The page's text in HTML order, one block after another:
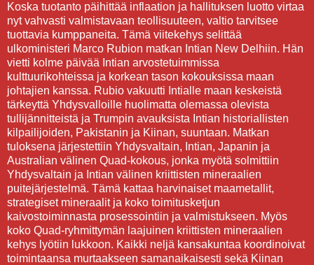
Koska tuotanto päihittää inflaation ja hallituksen luotto virtaa
nyt vahvasti valmistavaan teollisuuteen, valtio tarvitsee
tuottavia kumppaneita. Tämä viitekehys selittää
ulkoministeri Marco Rubion matkan Intian New Delhiin. Hän
vietti kolme päivää Intian arvostetuimmissa
kulttuurikohteissa ja korkean tason kokouksissa maan
johtajien kanssa. Rubio vakuutti Intialle maan keskeistä
tärkeyttä Yhdysvalloille huolimatta olemassa olevista
tullijännitteistä ja Trumpin avauksista Intian historiallisten
kilpailijoiden, Pakistanin ja Kiinan, suuntaan. Matkan
tuloksena järjestettiin Yhdysvaltain, Intian, Japanin ja
Australian välinen Quad-kokous, jonka myötä solmittiin
Yhdysvaltain ja Intian välinen kriittisten mineraalien
puitejärjestelmä. Tämä kattaa harvinaiset maametallit,
strategiset mineraalit ja koko toimitusketjun
kaivostoiminnasta prosessointiin ja valmistukseen. Myös
koko Quad-ryhmittymän laajuinen kriittisten mineraalien
kehys lyötiin lukkoon. Kaikki neljä kansakuntaa koordinoivat
toimintaansa murtaakseen samanaikaisesti sekä Kiinan